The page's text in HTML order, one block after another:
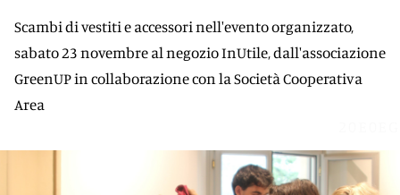
Scambi di vestiti e accessori nell'evento organizzato,
sabato 23 novembre al negozio InUtile, dall'associazione
GreenUP in collaborazione con la Società Cooperativa
Area